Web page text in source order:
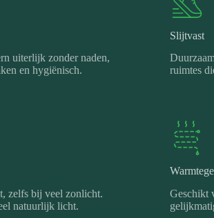
uiterlijk zonder naden,
en hygiënisch.
Slijtvast
ruimtes
zelfs bij veel zonlicht.
natuurlijk licht.
Geschikt